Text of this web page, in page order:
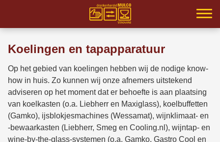
Partners
Inloggen
Assortiment
Koelingen en tapapparatuur
Op het gebied van koelingen hebben wij de nodige know-
how in huis. Zo kunnen wij onze afnemers uitstekend
adviseren op het moment dat er behoefte is aan plaatsing
van koelkasten (o.a. Liebherr en Maxiglass), koelbuffetten
(Gamko), ijsblokjesmachines (Wessamat), wijnklimaat- en
-bewaarkasten (Liebherr, Smeg en Cooling.nl), wijntap- en
wine-by-the-glass-systemen (o.a. Gamko, Gastro Cool en